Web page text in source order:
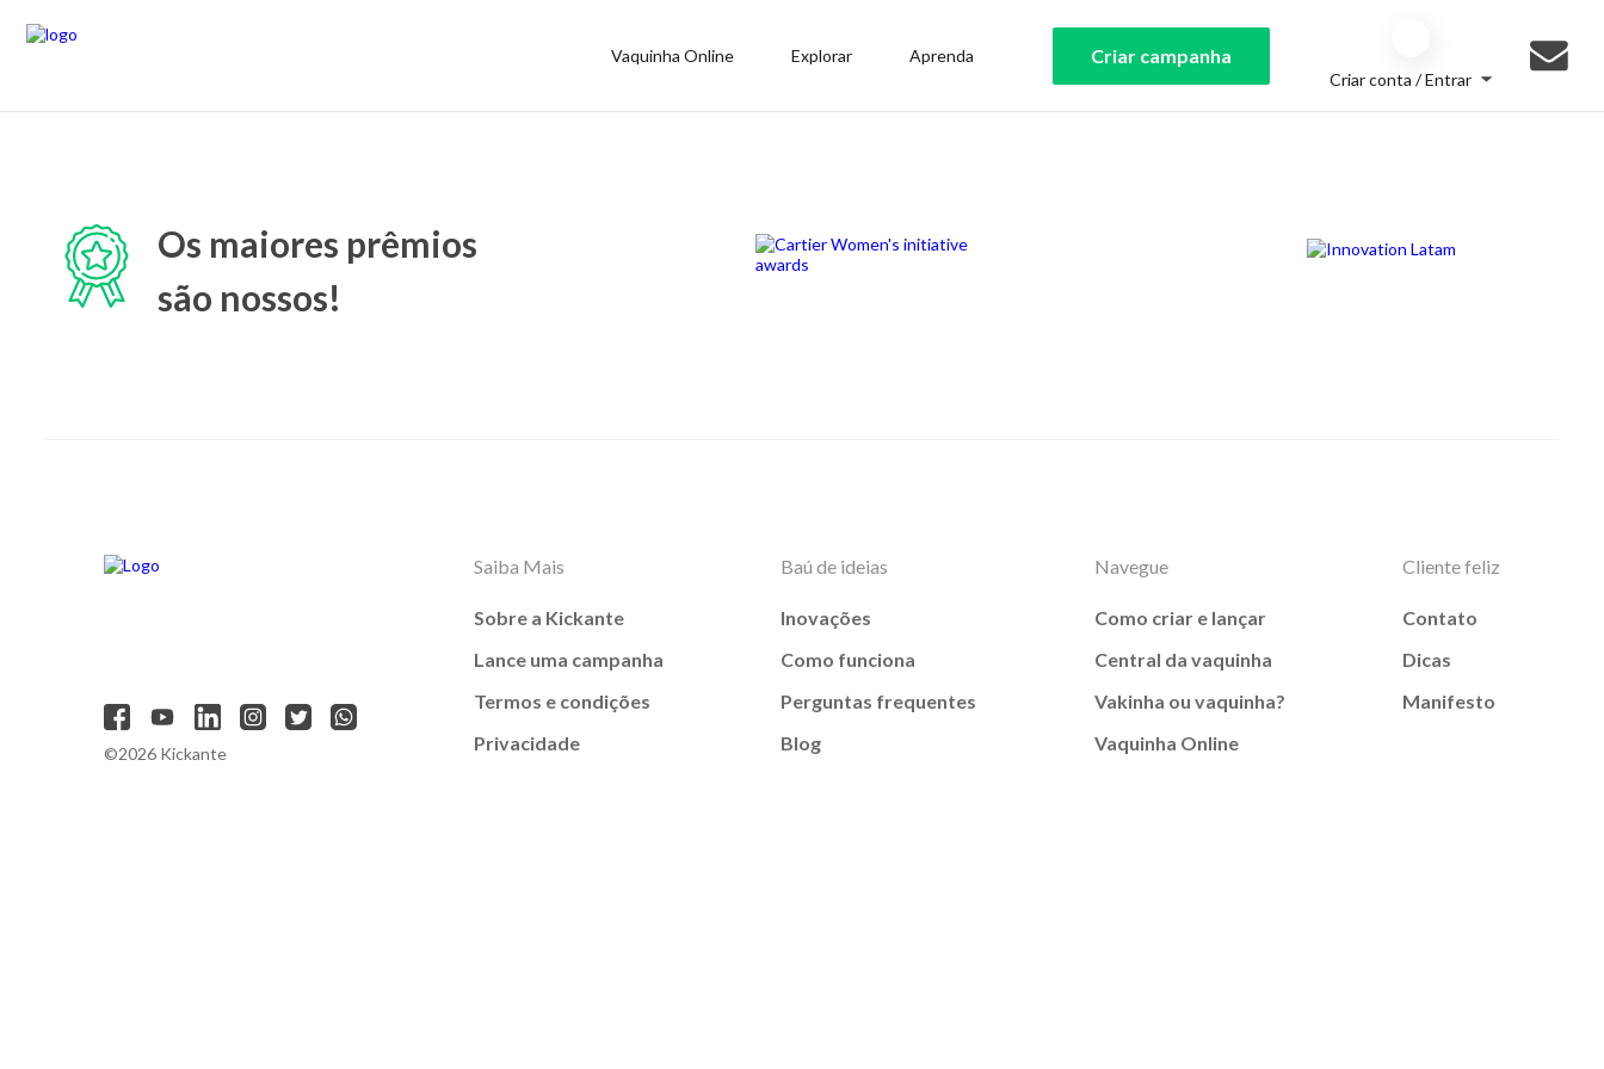
Vaquinha Online Explorar Aprenda Criar campanha
Criar conta / Entrar
Os maiores prêmios
são nossos!
©2026 Kickante
Saiba Mais
Sobre a Kickante
Lance uma campanha
Termos e condições
Privacidade
Baú de ideias
Inovações
Como funciona
Perguntas frequentes
Blog
Navegue
Como criar e lançar
Central da vaquinha
Vakinha ou vaquinha?
Vaquinha Online
Cliente feliz
Contato
Dicas
Manifesto